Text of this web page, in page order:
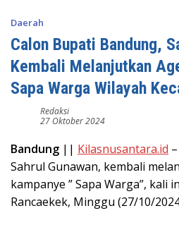
Daerah
Calon Bupati Bandung,
Kembali Melanjutkan
Sapa Warga Wilayah
Redaksi
27 Oktober 2024
Bandung || Kilasnusantara.id
Sahrul Gunawan, kembali
kampanye ” Sapa Warga”, kali
Rancaekek, Minggu (27/10/